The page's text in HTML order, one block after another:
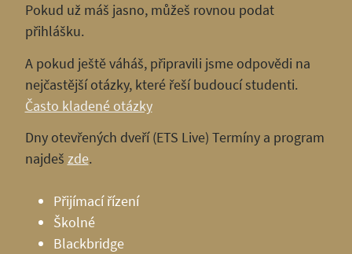
Pokud už máš jasno, můžeš rovnou podat
přihlášku.
A pokud ještě váháš, připravili jsme odpovědi na
nejčastější otázky, které řeší budoucí studenti.
Často kladené otázky
Dny otevřených dveří (ETS Live) Termíny a program
najdeš zde.
Přijímací řízení
Školné
Blackbridge